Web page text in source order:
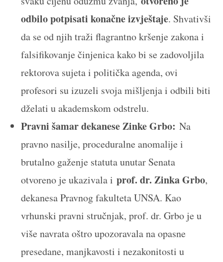
odbilo potpisati konačne izvještaje. Shvativši
da se od njih traži flagrantno kršenje zakona i
falsifikovanje činjenica kako bi se zadovoljila
rektorova sujeta i politička agenda, ovi
profesori su izuzeli svoja mišljenja i odbili biti
dželati u akademskom odstrelu.
Pravni šamar dekanese Zinke Grbo: Na
pravno nasilje, proceduralne anomalije i
brutalno gaženje statuta unutar Senata
otvoreno je ukazivala iprof. dr. Zinka Grbo,
dekanesa Pravnog fakulteta UNSA. Kao
vrhunski pravni stručnjak, prof. dr. Grbo je u
više navrata oštro upozoravala na opasne
presedane, manjkavosti i nezakonitosti u